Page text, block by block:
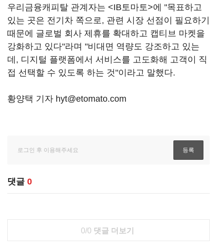
우리금융캐피탈 관계자는 <IB토마토>에 "목표하고
있는 곳은 전기차 쪽으로, 관련 시장 선점이 필요하기
때문에 글로벌 회사 제휴를 확대하고 캡티브 마켓을
강화하고 있다"라며 "비대면 역량도 강조하고 있는
데, 디지털 플랫폼에서 서비스를 고도화해 고객이 직
접 선택할 수 있도록 하는 것"이라고 말했다.
황양택 기자 hyt@etomato.com
댓글 0
0/0 댓글 더보기